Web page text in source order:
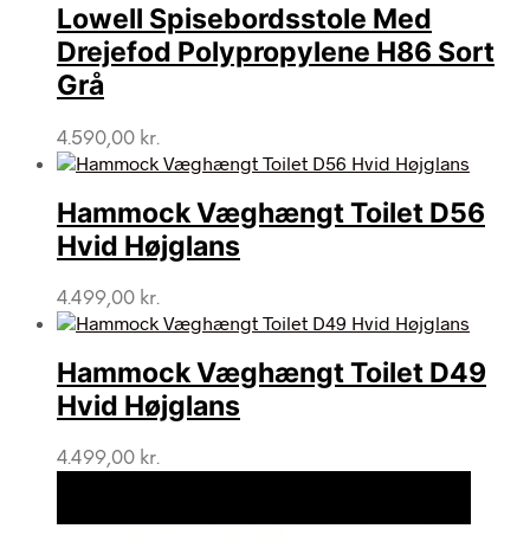
Lowell Spisebordsstole Med
Drejefod Polypropylene H86 Sort
Grå
4.590,00 kr.
Hammock Væghængt Toilet D56
Hvid Højglans
4.499,00 kr.
Hammock Væghængt Toilet D49
Hvid Højglans
4.499,00 kr.